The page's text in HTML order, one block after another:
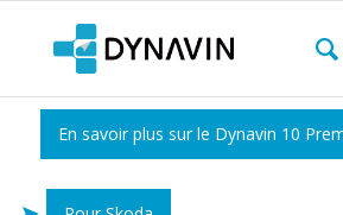
En savoir plus sur le Dynavin 10